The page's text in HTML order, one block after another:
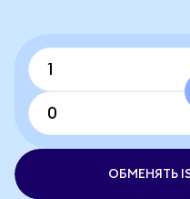
ОБМЕНЯТЬ